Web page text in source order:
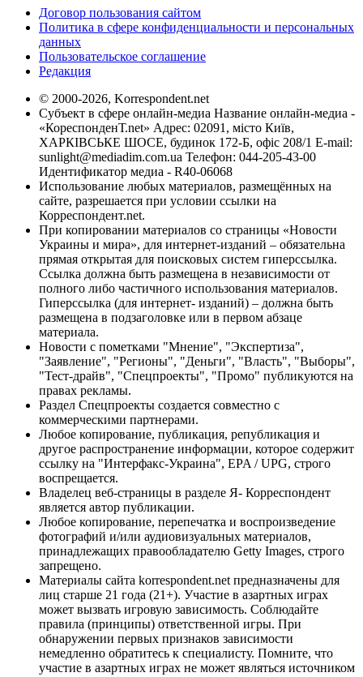
Договор пользования сайтом
Политика в сфере конфиденциальности и персональных
данных
Пользовательское соглашение
Редакция
© 2000-2026, Korrespondent.net
Субъект в сфере онлайн-медиа Название онлайн-медиа -
«КореспонденТ.net» Адрес: 02091, місто Київ,
ХАРКІВСЬКЕ ШОСЕ, будинок 172-Б, офіс 208/1 E-mail:
sunlight@mediadim.com.ua Телефон: 044-205-43-00
Идентификатор медиа - R40-06068
Использование любых материалов, размещённых на
сайте, разрешается при условии ссылки на
Корреспондент.net.
При копировании материалов со страницы «Новости
Украины и мира», для интернет-изданий – обязательна
прямая открытая для поисковых систем гиперссылка.
Ссылка должна быть размещена в независимости от
полного либо частичного использования материалов.
Гиперссылка (для интернет- изданий) – должна быть
размещена в подзаголовке или в первом абзаце
материала.
Новости с пометками "Мнение", "Экспертиза",
"Заявление", "Регионы", "Деньги", "Власть", "Выборы",
"Тест-драйв", "Спецпроекты", "Промо" публикуются на
правах рекламы.
Раздел Спецпроекты создается совместно с
коммерческими партнерами.
Любое копирование, публикация, републикация и
другое распространение информации, которое содержит
ссылку на "Интерфакс-Украина", EPA / UPG, строго
воспрещается.
Владелец веб-страницы в разделе Я- Корреспондент
является автор публикации.
Любое копирование, перепечатка и воспроизведение
фотографий и/или аудиовизуальных материалов,
принадлежащих правообладателю Getty Images, строго
запрещено.
Материалы сайта korrespondent.net предназначены для
лиц старше 21 года (21+). Участие в азартных играх
может вызвать игровую зависимость. Соблюдайте
правила (принципы) ответственной игры. При
обнаружении первых признаков зависимости
немедленно обратитесь к специалисту. Помните, что
участие в азартных играх не может являться источником